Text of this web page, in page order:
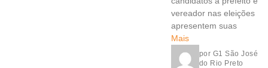
vereador nas eleições
apresentem suas
Mais
por G1 São José
do Rio Preto